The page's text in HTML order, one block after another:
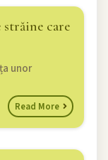
străine care
unor
Read More